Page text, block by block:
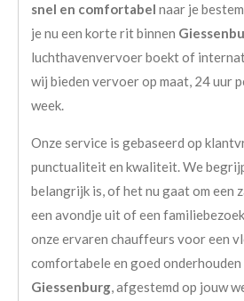
snel en comfortabel naar je
je nu een korte rit binnen
luchthavenvervoer boekt of
wij bieden vervoer op maat, 24 uur
week.
Onze service is gebaseerd op
punctualiteit en kwaliteit. We
belangrijk is, of het nu gaat om een
een avondje uit of een
onze ervaren chauffeurs voor een
comfortabele en goed onderhouden
Giessenburg, afgestemd op jouw